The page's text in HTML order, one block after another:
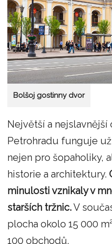
Bolšoj gostinny dvor
Největší a
Petrohradu funguje
nejen pro šopaholiky,
historie a architektury.
minulosti vznikaly v
starších tržnic.V
plocha okolo 15 000
100 obchodů.